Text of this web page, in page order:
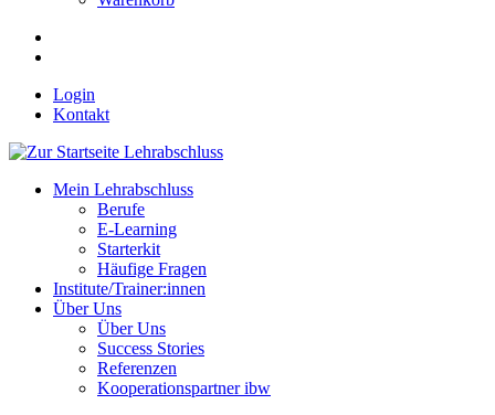
Login
Kontakt
Mein Lehrabschluss
Berufe
E-Learning
Starterkit
Häufige Fragen
Institute/Trainer:innen
Über Uns
Über Uns
Success Stories
Referenzen
Kooperationspartner ibw